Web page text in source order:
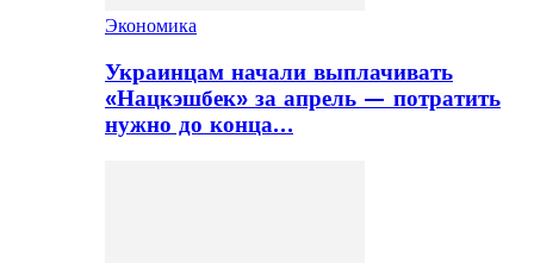
Экономика
Украинцам начали выплачивать
«Нацкэшбек» за апрель — потратить
нужно до конца…